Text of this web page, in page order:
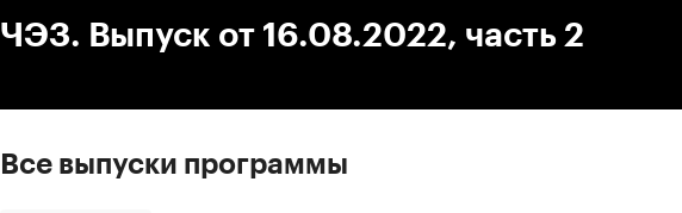
ЧЭЗ. Выпуск от 16.08.2022, часть 2
Все выпуски программы